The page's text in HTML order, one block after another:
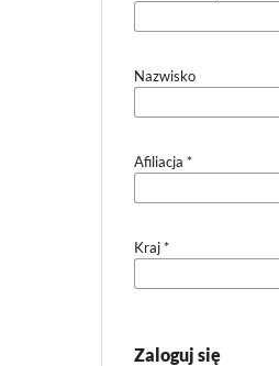
Nazwisko
Afiliacja *
Kraj*
Zaloguj się